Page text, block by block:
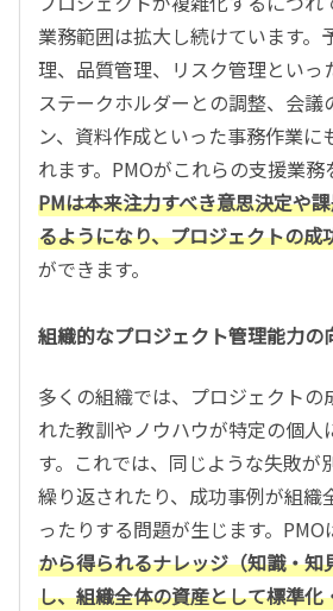
業務範囲は拡大し続けています。
理、品質管理、リスク管理といっ
ステークホルダーとの調整、会議
ン、資料作成といった事務作業に
れます。PMOがこれらの支援業務
PMは本来注力すべき意思決定や
るようになり、プロジェクトの成
ができます。
組織的なプロジェクト管理能力の
多くの組織では、プロジェクトの
れた教訓やノウハウが特定の個人
す。これでは、同じような失敗が
繰り返されたり、成功事例が組織
ったりする問題が生じます。PMO
から得られるナレッジ（知識・知
し、組織全体の資産として標準化